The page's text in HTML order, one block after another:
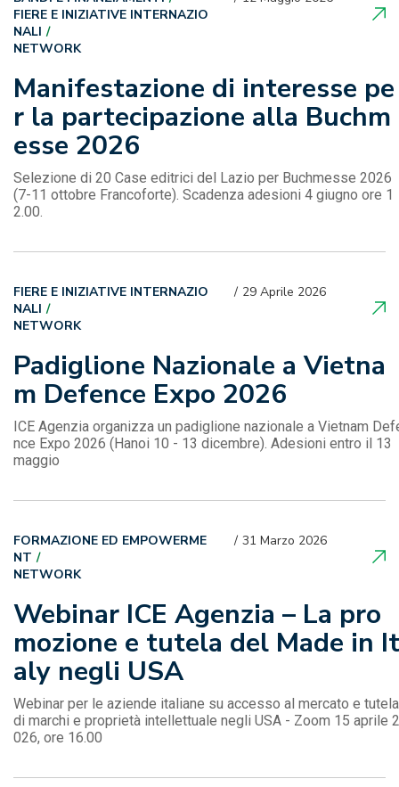
Manifestazione di interesse pe
r la partecipazione alla Buchm
esse 2026
FIERE E INIZIATIVE INTERNAZIO
NALI
NETWORK
Selezione di 20 Case editrici del Lazio per Buchmesse 2026
(7-11 ottobre Francoforte). Scadenza adesioni 4 giugno ore 1
2.00.
Padiglione Nazionale a Vietna
m Defence Expo 2026
29 Aprile 2026
FIERE E INIZIATIVE INTERNAZIO
NALI
NETWORK
ICE Agenzia organizza un padiglione nazionale a Vietnam
nce Expo 2026 (Hanoi 10 - 13 dicembre). Adesioni entro il 13
maggio
Webinar ICE Agenzia – La pro
mozione e tutela del Made in It
aly negli USA
31 Marzo 2026
FORMAZIONE ED EMPOWERME
NT
NETWORK
Webinar per le aziende italiane su accesso al mercato e tutela
di marchi e proprietà intellettuale negli USA - Zoom 15 aprile 2
026, ore 16.00